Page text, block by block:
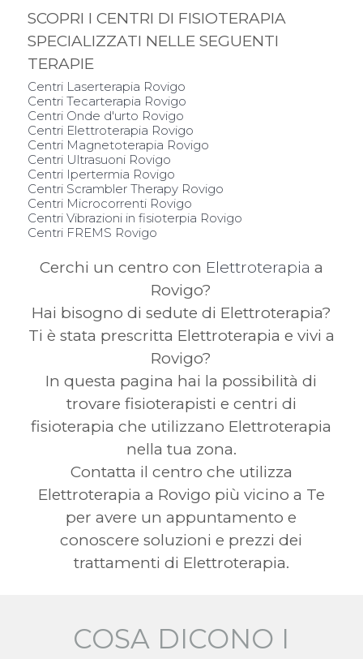
SCOPRI I CENTRI DI FISIOTERAPIA
SPECIALIZZATI NELLE SEGUENTI
TERAPIE
Centri Laserterapia Rovigo
Centri Tecarterapia Rovigo
Centri Onde d'urto Rovigo
Centri Elettroterapia Rovigo
Centri Magnetoterapia Rovigo
Centri Ultrasuoni Rovigo
Centri Ipertermia Rovigo
Centri Scrambler Therapy Rovigo
Centri Microcorrenti Rovigo
Centri Vibrazioni in fisioterpia Rovigo
Centri FREMS Rovigo
Cerchi un centro con Elettroterapia a
Rovigo?
Hai bisogno di sedute di Elettroterapia?
Ti è stata prescritta Elettroterapia e vivi a
Rovigo?
In questa pagina hai la possibilità di
trovare fisioterapisti e centri di
fisioterapia che utilizzano Elettroterapia
nella tua zona.
Contatta il centro che utilizza
Elettroterapia a Rovigo più vicino a Te
per avere un appuntamento e
conoscere soluzioni e prezzi dei
trattamenti di Elettroterapia.
COSA DICONO I